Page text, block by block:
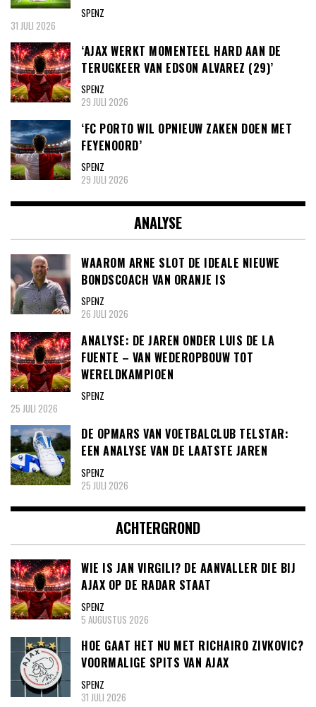
SPENZ
31 JULI 2026
‘AJAX WERKT MOMENTEEL HARD AAN DE
TERUGKEER VAN EDSON ALVAREZ (29)’
SPENZ
29 JULI 2026
‘FC PORTO WIL OPNIEUW ZAKEN DOEN MET
FEYENOORD’
SPENZ
29 JULI 2026
ANALYSE
WAAROM ARNE SLOT DE IDEALE NIEUWE
BONDSCOACH VAN ORANJE IS
SPENZ
26 JULI 2026
ANALYSE: DE JAREN ONDER LUIS DE LA
FUENTE – VAN WEDEROPBOUW TOT
WERELDKAMPIOEN
SPENZ
25 JULI 2026
DE OPMARS VAN VOETBALCLUB TELSTAR:
EEN ANALYSE VAN DE LAATSTE JAREN
SPENZ
25 JULI 2026
ACHTERGROND
WIE IS JAN VIRGILI? DE AANVALLER DIE BIJ
AJAX OP DE RADAR STAAT
SPENZ
5 AUGUSTUS 2026
HOE GAAT HET NU MET RICHAIRO ZIVKOVIC?
VOORMALIGE SPITS VAN AJAX
SPENZ
31 JULI 2026